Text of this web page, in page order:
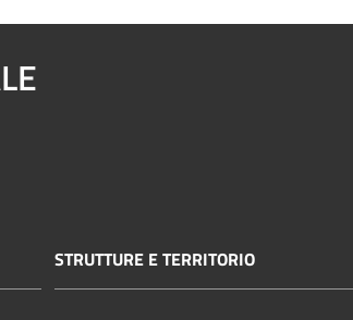
STRUTTURE E TERRITORIO